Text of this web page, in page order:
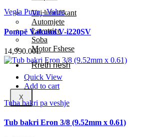
Vaj lubrifikant
Automjete
Lavatrice
Soba
Motor Fshese
Rreth nesh
X
Vegla Pune - Value
Pompë Vakumi V-i220SV
14,990.00L
Quick View
Add to cart
Tuba bakri pa veshje
Tub bakri Eron 3/8 (9.52mm x 0.61)